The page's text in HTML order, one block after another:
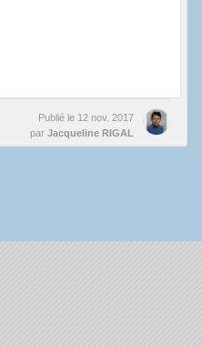
Publié le 12 nov. 2017
par Jacqueline RIGAL